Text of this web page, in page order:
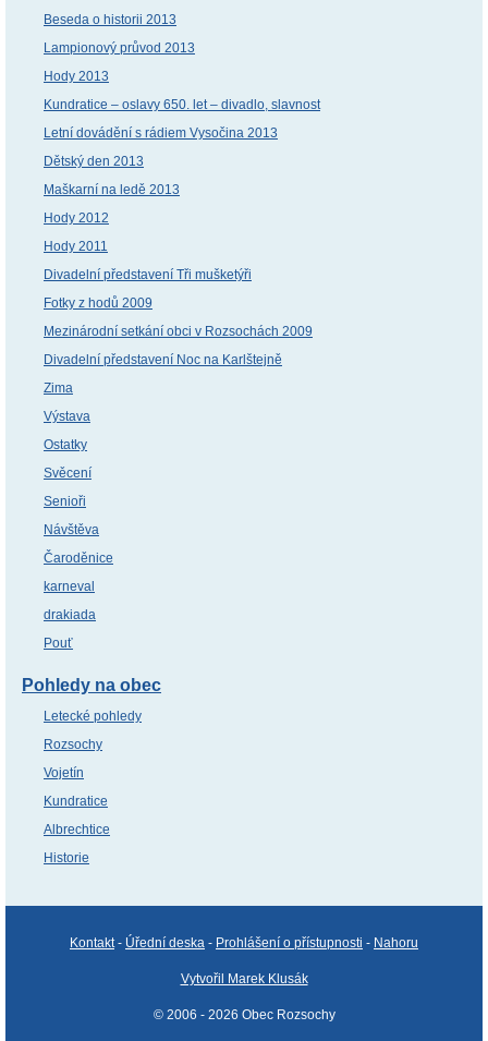
Beseda o historii 2013
Lampionový průvod 2013
Hody 2013
Kundratice – oslavy 650. let – divadlo, slavnost
Letní dovádění s rádiem Vysočina 2013
Dětský den 2013
Maškarní na ledě 2013
Hody 2012
Hody 2011
Divadelní představení Tři mušketýři
Fotky z hodů 2009
Mezinárodní setkání obci v Rozsochách 2009
Divadelní představení Noc na Karlštejně
Zima
Výstava
Ostatky
Svěcení
Senioři
Návštěva
Čaroděnice
karneval
drakiada
Pouť
Pohledy na obec
Letecké pohledy
Rozsochy
Vojetín
Kundratice
Albrechtice
Historie
Kontakt- Úřední deska - Prohlášení o přístupnosti - Nahoru
Vytvořil Marek Klusák
© 2006 - 2026 Obec Rozsochy